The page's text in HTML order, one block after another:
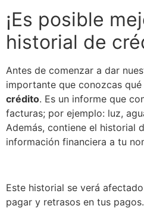
¡Es posible
historial de
Antes de comenzar a dar
importante que conozcas qué
crédito. Es un informe que
facturas; por ejemplo: luz,
Además, contiene el historial
información financiera a tu
Este historial se verá
pagar y retrasos en tus